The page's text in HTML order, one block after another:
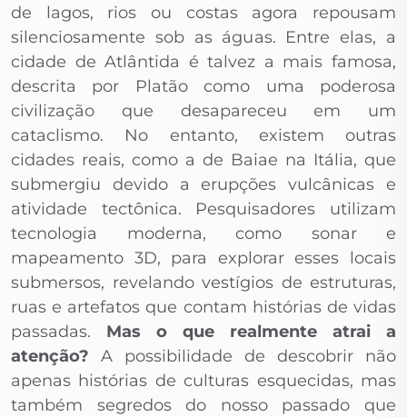
de lagos, rios ou costas agora repousam
silenciosamente sob as águas. Entre elas, a
cidade de Atlântida é talvez a mais famosa,
descrita por Platão como uma poderosa
civilização que desapareceu em um
cataclismo. No entanto, existem outras
cidades reais, como a de Baiae na Itália, que
submergiu devido a erupções vulcânicas e
atividade tectônica. Pesquisadores utilizam
tecnologia moderna, como sonar e
mapeamento 3D, para explorar esses locais
submersos, revelando vestígios de estruturas,
ruas e artefatos que contam histórias de vidas
passadas. Mas o que realmente atrai a
atenção? A possibilidade de descobrir não
apenas histórias de culturas esquecidas, mas
também segredos do nosso passado que